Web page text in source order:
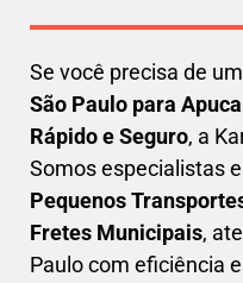
Se você precisa de
São Paulo para
Rápido e Seguro, a
Somos especialistas
Pequenos
Fretes Municipais,
Paulo com eficiência